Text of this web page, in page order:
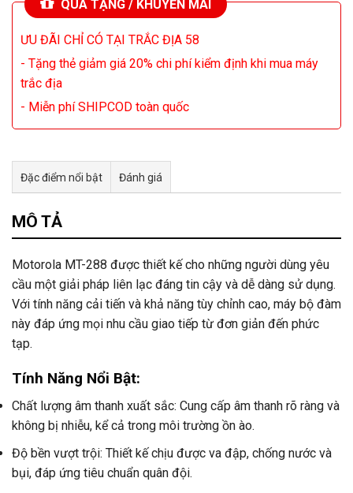
QUÀ TẶNG / KHUYẾN MÃI
ƯU ĐÃI CHỈ CÓ TẠI TRẮC ĐỊA 58
- Tặng thẻ giảm giá 20% chi phí kiểm định khi mua máy
trắc địa
- Miễn phí SHIPCOD toàn quốc
Đặc điểm nổi bật Đánh giá
Tư vấn & bán hàng qua Facebook
MÔ TẢ
Motorola MT-288 được thiết kế cho những người dùng yêu
cầu một giải pháp liên lạc đáng tin cậy và dễ dàng sử dụng.
Với tính năng cải tiến và khả năng tùy chỉnh cao, máy bộ đàm
này đáp ứng mọi nhu cầu giao tiếp từ đơn giản đến phức
tạp.
Tính Năng Nổi Bật:
Chất lượng âm thanh xuất sắc: Cung cấp âm thanh rõ ràng và
không bị nhiễu, kể cả trong môi trường ồn ào.
Độ bền vượt trội: Thiết kế chịu được va đập, chống nước và
bụi, đáp ứng tiêu chuẩn quân đội.